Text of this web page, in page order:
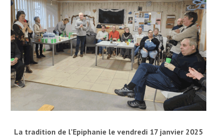
La tradition de l’Epiphanie le vendredi 17 janvier 2025